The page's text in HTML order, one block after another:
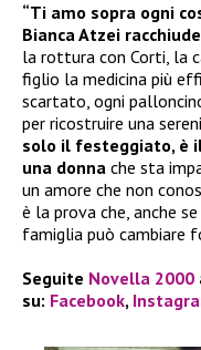
“Ti amo sopra ogni
Bianca Atzei
la rottura con Corti, la
figlio la medicina più
scartato, ogni
per ricostruire una
solo il festeggiato, è
una donna che sta
un amore che non
è la prova che, anche
famiglia può cambiare
Seguite Novella 2000
su: Facebook,